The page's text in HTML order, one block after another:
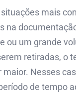
mais
na
ou um grande
retiradas, o
maior. Nesses
de tempo